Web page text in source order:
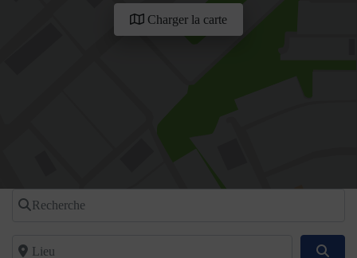
Charger la carte
Recherche
Lieu